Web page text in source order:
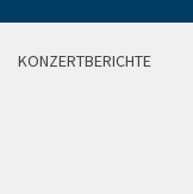
KONZERTBERICHTE